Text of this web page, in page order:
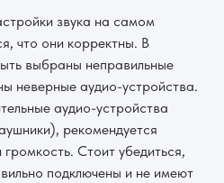
звука на самом
что они корректны. В
выбраны неправильные
неверные аудио-устройства.
аудио-устройства
рекомендуется
Стоит убедиться,
подключены и не имеют